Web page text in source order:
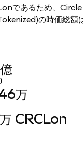
であるため、
の時価総額
万
CRCLon